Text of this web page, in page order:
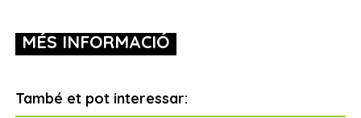
MÉS INFORMACIÓ
També et pot interessar: